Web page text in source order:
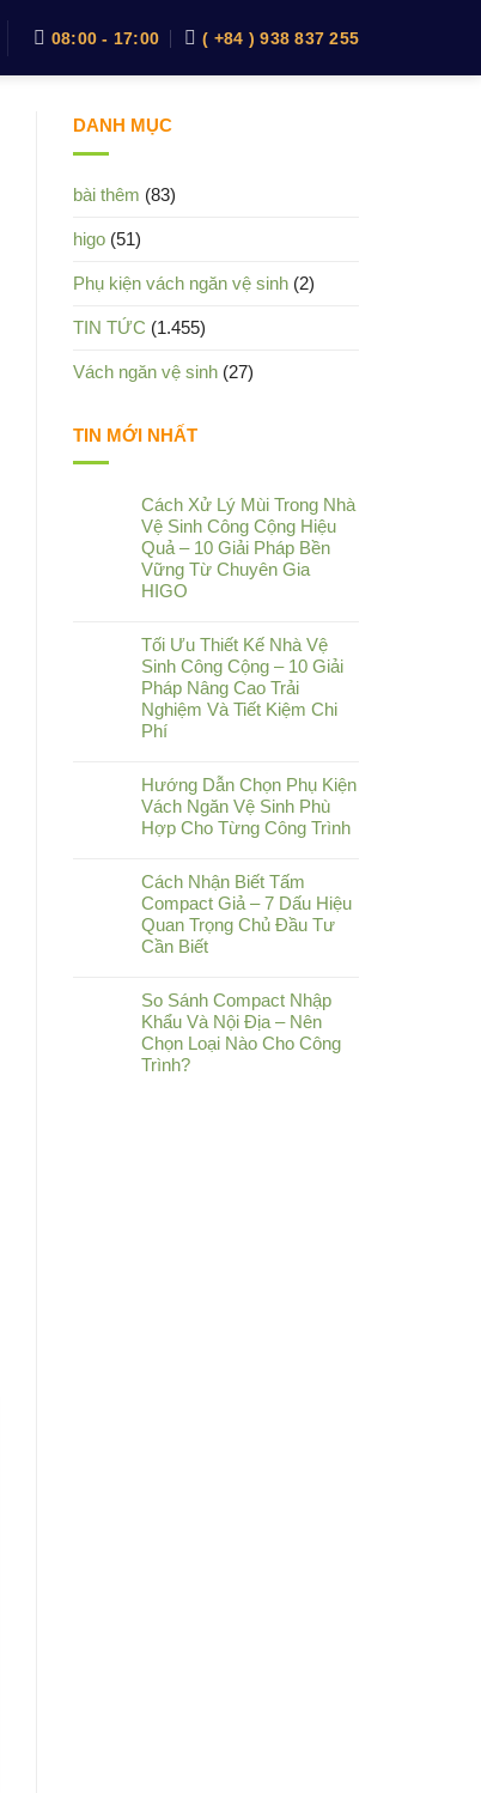
08:00 - 17:00 ( +84 ) 938 837 255
DANH MỤC
bài thêm (83)
higo (51)
Phụ kiện vách ngăn vệ sinh (2)
TIN TỨC (1.455)
Vách ngăn vệ sinh (27)
TIN MỚI NHẤT
Cách Xử Lý Mùi Trong Nhà
Vệ Sinh Công Cộng Hiệu
Quả – 10 Giải Pháp Bền
Vững Từ Chuyên Gia
HIGO
Tối Ưu Thiết Kế Nhà Vệ
Sinh Công Cộng – 10 Giải
Pháp Nâng Cao Trải
Nghiệm Và Tiết Kiệm Chi
Phí
Hướng Dẫn Chọn Phụ Kiện
Vách Ngăn Vệ Sinh Phù
Hợp Cho Từng Công Trình
Cách Nhận Biết Tấm
Compact Giả – 7 Dấu Hiệu
Quan Trọng Chủ Đầu Tư
Cần Biết
So Sánh Compact Nhập
Khẩu Và Nội Địa – Nên
Chọn Loại Nào Cho Công
Trình?